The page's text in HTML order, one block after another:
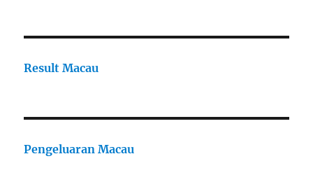
Result Macau
Pengeluaran Macau